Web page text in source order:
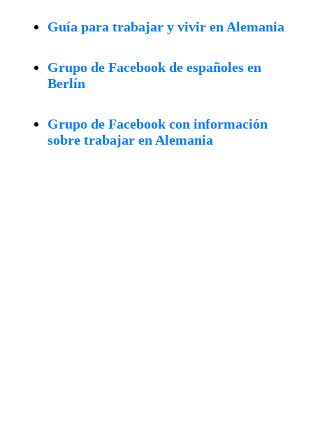
Guía para trabajar y vivir en Alemania
Grupo de Facebook de españoles en
Berlín
Grupo de Facebook con información
sobre trabajar en Alemania